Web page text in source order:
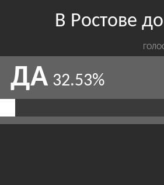
В Ростове
ДА 32.53%